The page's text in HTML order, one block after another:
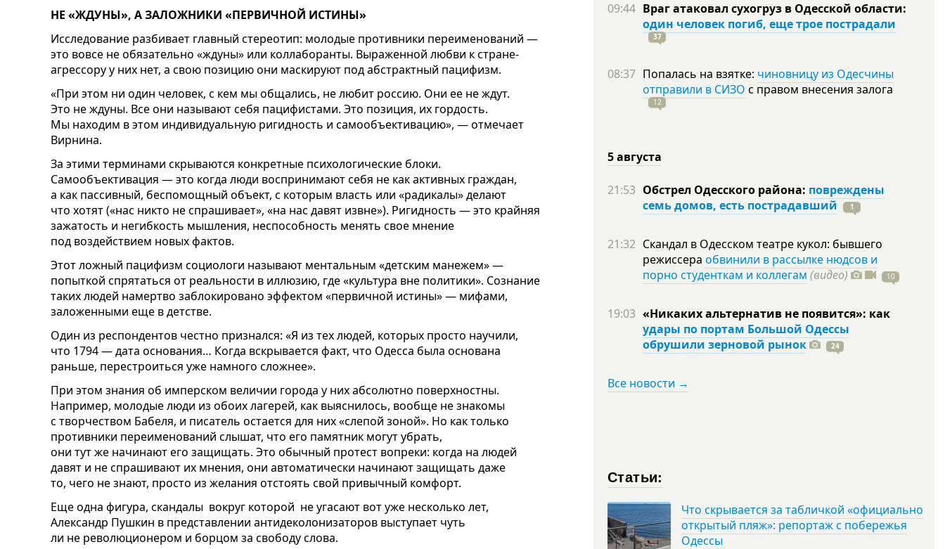
НЕ «ЖДУНЫ», А ЗАЛОЖНИКИ «ПЕРВИЧНОЙ ИСТИНЫ»
Исследование разбивает главный стереотип: молодые противники переименований —
это вовсе не обязательно «ждуны» или коллаборанты. Выраженной любви к стране-
агрессору у них нет, а свою позицию они маскируют под абстрактный пацифизм.
«При этом ни один человек, с кем мы общались, не любит россию. Они ее не ждут.
Это не ждуны. Все они называют себя пацифистами. Это позиция, их гордость.
Мы находим в этом индивидуальную ригидность и самообъективацию», — отмечает
Вирнина.
За этими терминами скрываются конкретные психологические блоки.
Самообъективация — это когда люди воспринимают себя не как активных граждан,
а как пассивный, беспомощный объект, с которым власть или «радикалы» делают
что хотят («нас никто не спрашивает», «на нас давят извне»). Ригидность — это крайняя
зажатость и негибкость мышления, неспособность менять свое мнение
под воздействием новых фактов.
Этот ложный пацифизм социологи называют ментальным «детским манежем» —
попыткой спрятаться от реальности в иллюзию, где «культура вне политики». Сознание
таких людей намертво заблокировано эффектом «первичной истины» — мифами,
заложенными еще в детстве.
Один из респондентов честно признался: «Я из тех людей, которых просто научили,
что 1794 — дата основания… Когда вскрывается факт, что Одесса была основана
раньше, перестроиться уже намного сложнее».
При этом знания об имперском величии города у них абсолютно поверхностны.
Например, молодые люди из обоих лагерей, как выяснилось, вообще не знакомы
с творчеством Бабеля, и писатель остается для них «слепой зоной». Но как только
противники переименований слышат, что его памятник могут убрать,
они тут же начинают его защищать. Это обычный протест вопреки: когда на людей
давят и не спрашивают их мнения, они автоматически начинают защищать даже
то, чего не знают, просто из желания отстоять свой привычный комфорт.
Еще одна фигура, скандалы вокруг которой не угасают вот уже несколько лет,
Александр Пушкин в представлении антидеколонизаторов выступает чуть
ли не революционером и борцом за свободу слова.
09:44 Враг атаковал сухогруз в Одесской области:
один человек погиб, еще трое пострадали
37
08:37 Попалась на взятке: чиновницу из Одесчины
отправили в СИЗО с правом внесения залога
12
5 августа
21:53 Обстрел Одесского района: повреждены
семь домов, есть пострадавший
1
21:32 Скандал в Одесском театре кукол: бывшего
режиссера обвинили в рассылке нюдсов и
порно студенткам и коллегам (видео) 10
19:03 «Никаких альтернатив не появится»: как
удары по портам Большой Одессы
обрушили зерновой рынок
24
Все новости →
Статьи:
Что скрывается за табличкой «официально
открытый пляж»: репортаж с побережья
Одессы